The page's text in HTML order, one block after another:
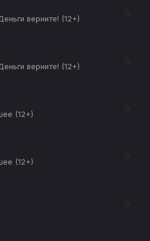
верните! (12+)
☆
верните! (12+)
☆
(12+)
☆
(12+)
☆
☆